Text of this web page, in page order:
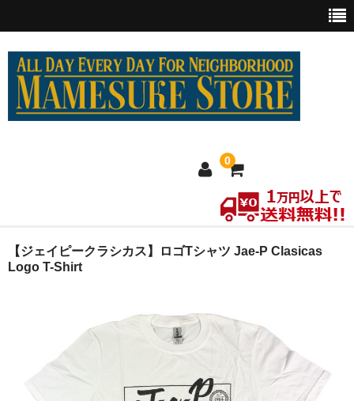
0
ホーム
ウェア
全商品（ウェア）
【ジェイピークラシカス】ロゴTシャツ Jae-P Clasicas
Logo T-Shirt